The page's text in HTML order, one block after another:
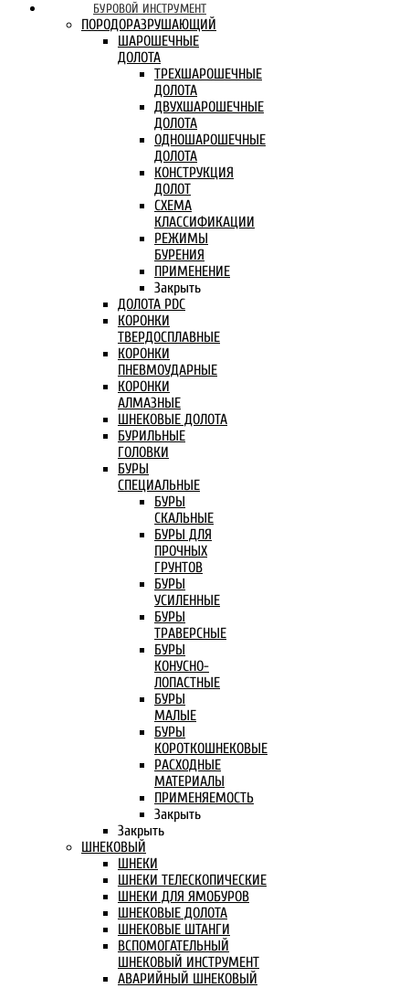
БУРОВОЙ ИНСТРУМЕНТ
ПОРОДОРАЗРУШАЮЩИЙ
ШАРОШЕЧНЫЕ
ДОЛОТА
ТРЕХШАРОШЕЧНЫЕ
ДОЛОТА
ДВУХШАРОШЕЧНЫЕ
ДОЛОТА
ОДНОШАРОШЕЧНЫЕ
ДОЛОТА
КОНСТРУКЦИЯ
ДОЛОТ
СХЕМА
КЛАССИФИКАЦИИ
РЕЖИМЫ
БУРЕНИЯ
ПРИМЕНЕНИЕ
Закрыть
ДОЛОТА PDC
КОРОНКИ
ТВЕРДОСПЛАВНЫЕ
КОРОНКИ
ПНЕВМОУДАРНЫЕ
КОРОНКИ
АЛМАЗНЫЕ
ШНЕКОВЫЕ ДОЛОТА
БУРИЛЬНЫЕ
ГОЛОВКИ
БУРЫ
СПЕЦИАЛЬНЫЕ
БУРЫ
СКАЛЬНЫЕ
БУРЫ ДЛЯ
ПРОЧНЫХ
ГРУНТОВ
БУРЫ
УСИЛЕННЫЕ
БУРЫ
ТРАВЕРСНЫЕ
БУРЫ
КОНУСНО-
ЛОПАСТНЫЕ
БУРЫ
МАЛЫЕ
БУРЫ
КОРОТКОШНЕКОВЫЕ
РАСХОДНЫЕ
МАТЕРИАЛЫ
ПРИМЕНЯЕМОСТЬ
Закрыть
Закрыть
ШНЕКОВЫЙ
ШНЕКИ
ШНЕКИ ТЕЛЕСКОПИЧЕСКИЕ
ШНЕКИ ДЛЯ ЯМОБУРОВ
ШНЕКОВЫЕ ДОЛОТА
ШНЕКОВЫЕ ШТАНГИ
ВСПОМОГАТЕЛЬНЫЙ
ШНЕКОВЫЙ ИНСТРУМЕНТ
АВАРИЙНЫЙ ШНЕКОВЫЙ